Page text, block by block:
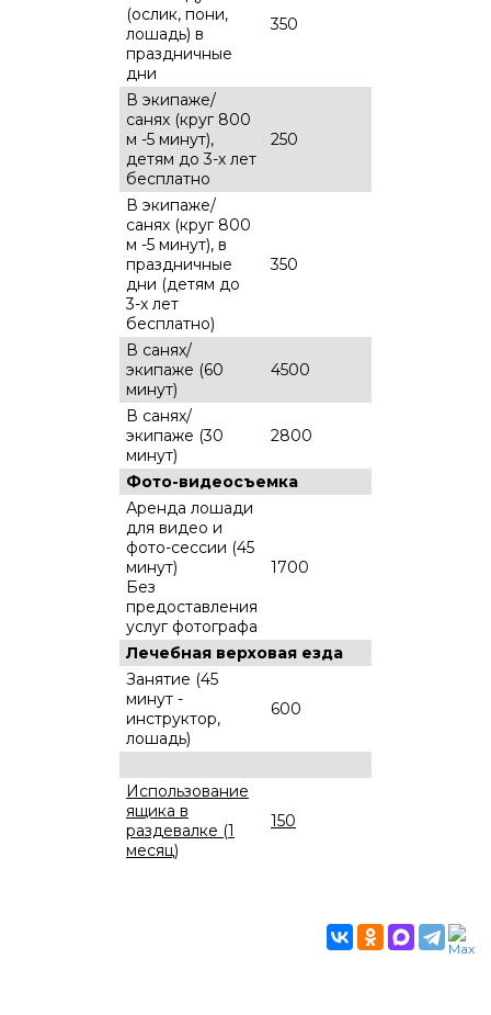
(ослик, пони,
лошадь) в
праздничные
дни
350
В экипаже/
санях (круг 800
м -5 минут),
детям до 3-х лет
бесплатно
250
В экипаже/
санях (круг 800
м -5 минут), в
праздничные
дни (детям до
3-х лет
бесплатно)
350
В санях/
экипаже (60
минут)
4500
В санях/
экипаже (30
минут)
2800
Фото-видеосъемка
Аренда лошади
для видео и
фото-сессии (45
минут)
Без
предоставления
услуг фотографа
1700
Лечебная верховая езда
Занятие (45
минут -
инструктор,
лошадь)
600
Использование
ящика в
раздевалке (1
месяц)
150